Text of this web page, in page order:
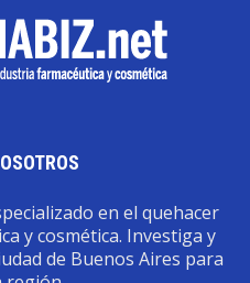
en el quehacer
y cosmética. Investiga y
de Buenos Aires para